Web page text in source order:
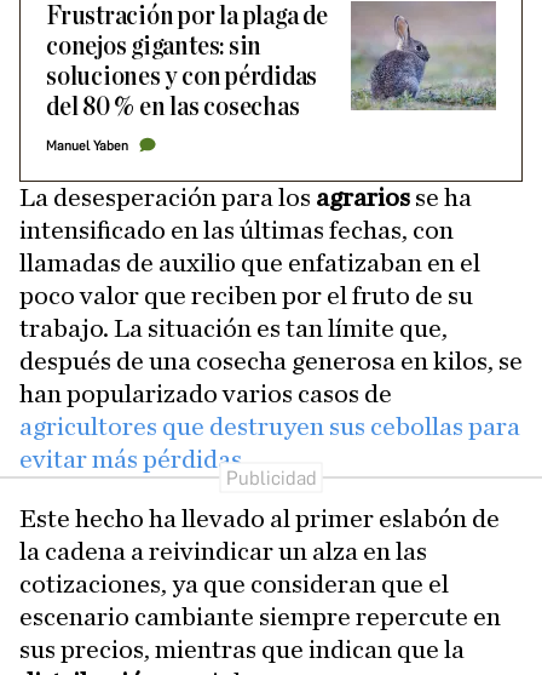
Frustración por la plaga de
conejos gigantes: sin
soluciones y con pérdidas
del 80 % en las cosechas
Manuel Yaben
La desesperación para los agrarios se ha
intensificado en las últimas fechas, con
llamadas de auxilio que enfatizaban en el
poco valor que reciben por el fruto de su
trabajo. La situación es tan límite que,
después de una cosecha generosa en kilos, se
han popularizado varios casos de
agricultores que destruyen sus cebollas para
evitar más pérdidas
Este hecho ha llevado al primer eslabón de
la cadena a reivindicar un alza en las
cotizaciones, ya que consideran que el
escenario cambiante siempre repercute en
sus precios, mientras que indican que la